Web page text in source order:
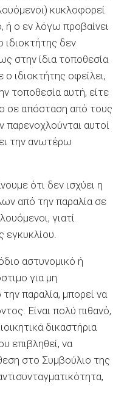
κυκλοφορεί
ή ο εν λόγω προβαίνει
δεν
στην ίδια τοποθεσία
ιδιοκτήτης οφείλει,
τοποθεσία αυτή, είτε
σε απόσταση από τους
παρενοχλούνται αυτοί
την ανωτέρω
ότι δεν ισχύει η
από την παραλία σε
γιατί
εγκυκλίου.
αστυνομικό ή
για μη
παραλία, μπορεί να
Είναι πολύ πιθανό,
δικαστήρια
επιβληθεί, να
στο Συμβούλιο της